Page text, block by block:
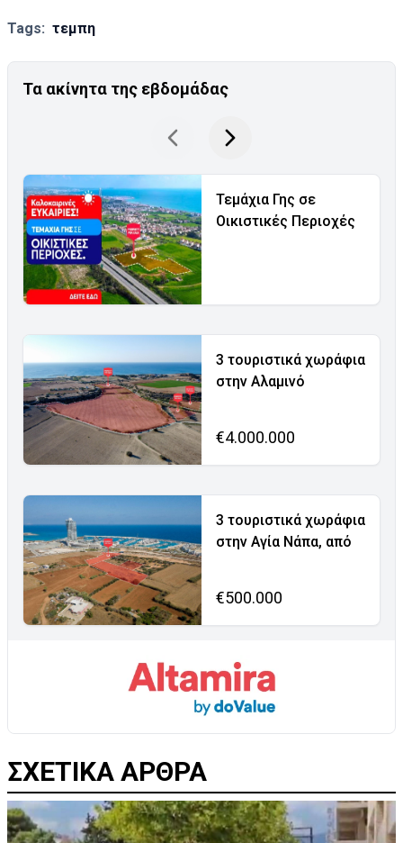
Tags: τεμπη
Τα ακίνητα της εβδομάδας
Τεμάχια Γης σε
Οικιστικές Περιοχές
3 τουριστικά χωράφια
στην Αλαμινό
€4.000.000
3 τουριστικά χωράφια
στην Αγία Νάπα, από
€500.000
ΣΧΕΤΙΚΑ ΑΡΘΡΑ